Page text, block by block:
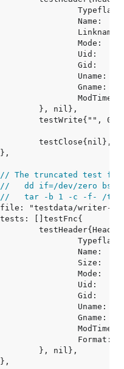
// The truncated test file
//   dd if=/dev/zero
//   tar -b 1 -c -f- /tmp/